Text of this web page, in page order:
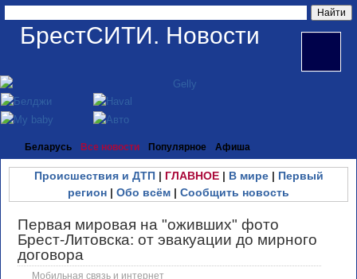
БрестСИТИ. Новости
Беларусь Все новости Популярное Афиша
Происшествия и ДТП| ГЛАВНОЕ| В мире| Первый
регион | Обо всём | Сообщить новость
Первая мировая на "оживших" фото
Брест-Литовска: от эвакуации до мирного
договора
Мобильная связь и интернет